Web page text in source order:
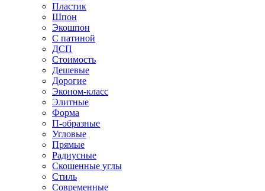
Пластик
Шпон
Экошпон
С патиной
ДСП
Стоимость
Дешевые
Дорогие
Эконом-класс
Элитные
Форма
П-образные
Угловые
Прямые
Радиусные
Скошенные углы
Стиль
Современные